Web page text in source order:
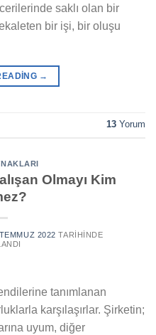
saklı olan bir
bir işi, bir oluşu
→
13 Yorum
Olmayı Kim
2022 TARIHINDE
tanımlanan
karşılaşırlar. Şirketin;
uyum, diğer